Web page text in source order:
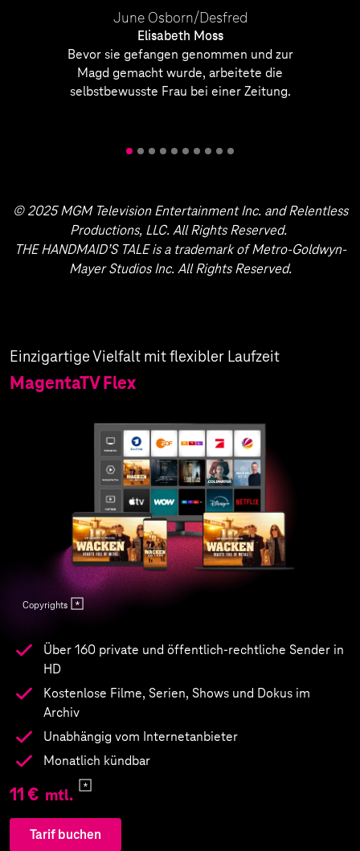
June Osborn/Desfred
Elisabeth Moss
Bevor sie gefangen genommen und zur
Magd gemacht wurde, arbeitete die
selbstbewusste Frau bei einer Zeitung.
© 2025 MGM Television Entertainment Inc. and Relentless
Productions, LLC. All Rights Reserved.
THE HANDMAID’S TALE is a trademark of Metro-Goldwyn-
Mayer Studios Inc. All Rights Reserved.
Einzigartige Vielfalt mit flexibler Laufzeit
MagentaTV Flex
Copyrights
Über 160 private und öffentlich-rechtliche Sender in
HD
Kostenlose Filme, Serien, Shows und Dokus im
Archiv
Unabhängig vom Internetanbieter
Monatlich kündbar
11 € mtl.
Tarif buchen